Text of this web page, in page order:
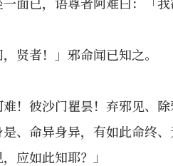
，贤者！」邪命闻已知之。
难！彼沙门瞿昙！弃邪见、
、命异身异，有如此命终
应如此知耶？」